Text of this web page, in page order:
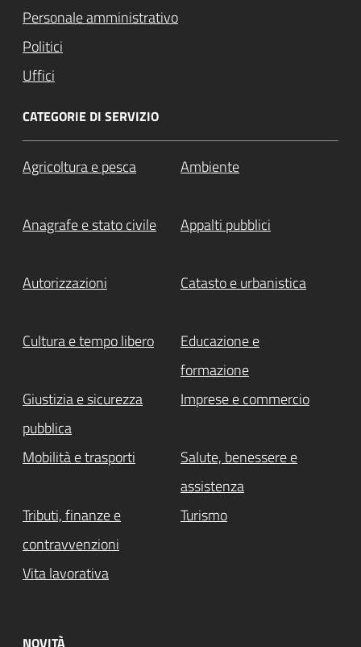
Personale amministrativo
Politici
Uffici
CATEGORIE DI SERVIZIO
Agricoltura e pesca Ambiente
Anagrafe e stato civile Appalti pubblici
Autorizzazioni Catasto e urbanistica
Cultura e tempo libero
Educazione e
formazione
Giustizia e sicurezza
pubblica
Imprese e commercio
Mobilità e trasporti
Salute, benessere e
assistenza
Tributi, finanze e
contravvenzioni
Turismo
Vita lavorativa
NOVITÀ